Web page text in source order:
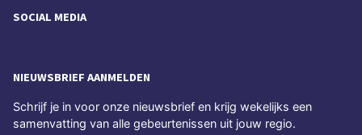
SOCIAL MEDIA
NIEUWSBRIEF AANMELDEN
Schrijf je in voor onze nieuwsbrief en krijg wekelijks een
samenvatting van alle gebeurtenissen uit jouw regio.